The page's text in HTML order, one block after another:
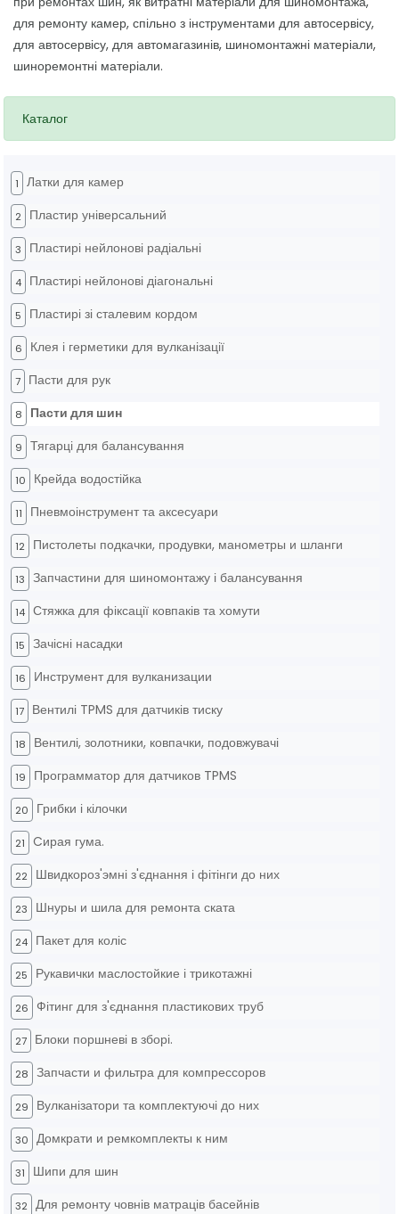
Каталог
1 Латки для камер
2 Пластир універсальний
3 Пластирі нейлонові радіальні
4 Пластирі нейлонові діагональні
5 Пластирі зі сталевим кордом
6 Клея і герметики для вулканізації
7 Пасти для рук
8 Пасти для шин
9 Тягарці для балансування
10 Крейда водостійка
11 Пневмоінструмент та аксесуари
12 Пистолеты подкачки, продувки, манометры и шланги
13 Запчастини для шиномонтажу і балансування
14 Стяжка для фіксації ковпаків та хомути
15 Зачісні насадки
16 Инструмент для вулканизации
17 Вентилі TPMS для датчиків тиску
18 Вентилі, золотники, ковпачки, подовжувачі
19 Программатор для датчиков TPMS
20 Грибки і кілочки
21 Cирая гума.
22 Швидкороз'эмні з'єднання і фітінги до них
23 Шнуры и шила для ремонта ската
24 Пакет для коліс
25 Рукавички маслостойкие і трикотажні
26 Фітинг для з'єднання пластикових труб
27 Блоки поршневі в зборі.
28 Запчасти и фильтра для компрессоров
29 Вулканізатори та комплектуючі до них
30 Домкрати и ремкомплекты к ним
31 Шипи для шин
32 Для ремонту човнів матраців басейнів
для ремонту камер, спільно з інструментами для автосервісу,
для автосервісу, для автомагазинів, шиномонтажні матеріали,
шиноремонтні матеріали.